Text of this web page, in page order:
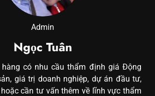
Admin
Ngọc Tuân
hàng có nhu cầu thẩm định giá Động
giá trị doanh nghiệp, dự án đầu tư,
cần tư vấn thêm về lĩnh vực thẩm